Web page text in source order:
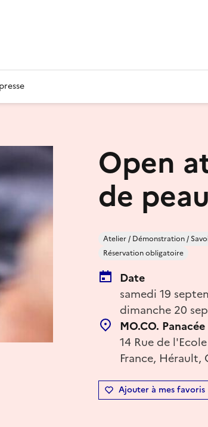
Open
de
Atelier / Démonstration /
Réservation obligatoire
Date
samedi 19
dimanche 20
MO.CO. Panacée
14 Rue de
France, Hérault,
Ajouter à mes favoris